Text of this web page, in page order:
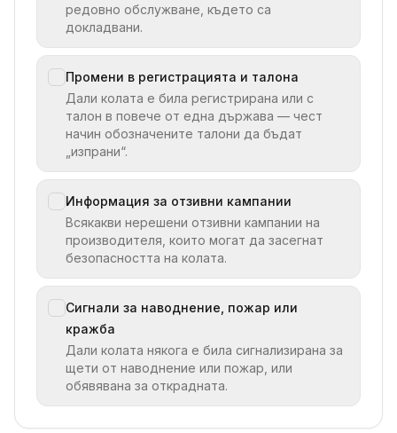
редовно обслужване, където са
докладвани.
Промени в регистрацията и талона
Дали колата е била регистрирана или с
талон в повече от една държава — чест
начин обозначените талони да бъдат
„изпрани“.
Информация за отзивни кампании
Всякакви нерешени отзивни кампании на
производителя, които могат да засегнат
безопасността на колата.
Сигнали за наводнение, пожар или
кражба
Дали колата някога е била сигнализирана за
щети от наводнение или пожар, или
обявявана за открадната.